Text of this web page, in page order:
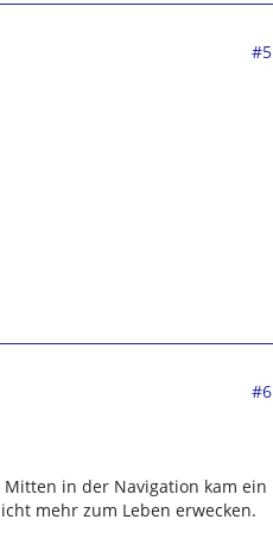
#5
#6
in der Navigation kam ein
mehr zum Leben erwecken.